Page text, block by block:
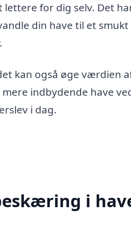
for dig selv. Det
din have til et smukt
kan også øge værdien
indbydende have
i dag.
i